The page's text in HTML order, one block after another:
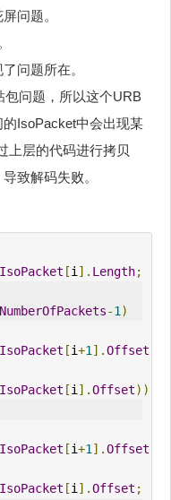
问题。
问题所在。
包问题，所以这个URB
IsoPacket中会出现某
上层的代码进行拷贝
致解码失败。
IsoPacket [i ]. Length;
NumberOfPackets-1 )
IsoPacket [i+1 ].Offset
IsoPacket [i ].Offset))
IsoPacket [i+1 ].Offset
IsoPacket [i ].Offset ;